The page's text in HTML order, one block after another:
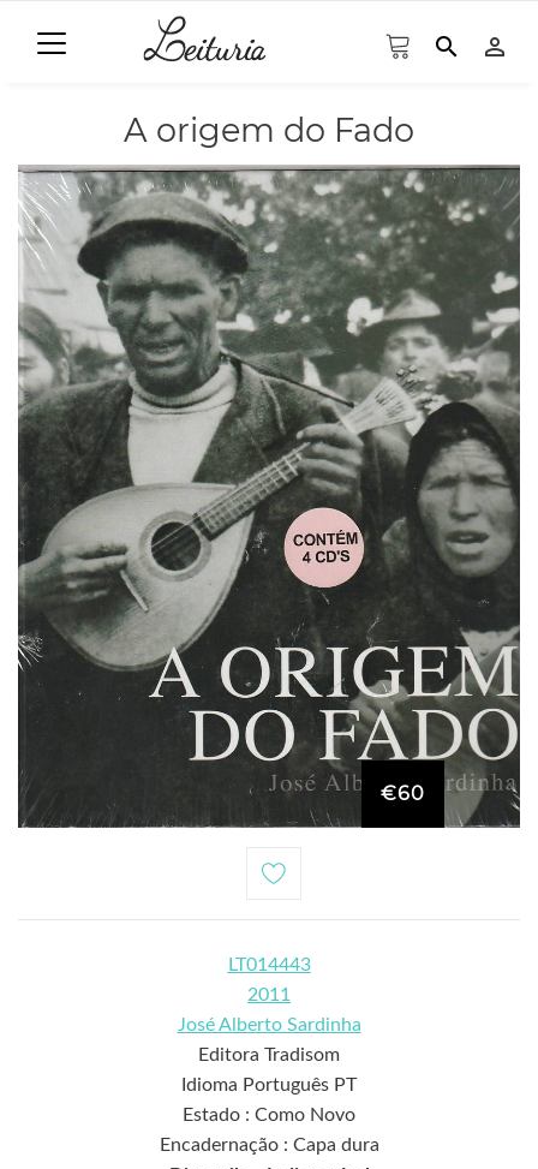
search person_outline
A origem do Fado
€60
LT014443
2011
José Alberto Sardinha
Editora Tradisom
Idioma Português PT
Estado : Como Novo
Encadernação : Capa dura